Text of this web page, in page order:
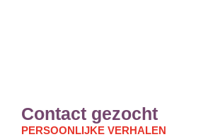
PERSOONLIJKE VERHALEN
Contact gezocht